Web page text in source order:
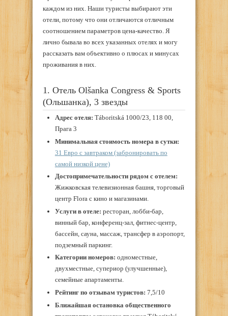
каждом из них. Наши туристы выбирают эти
отели, потому что они отличаются отличным
соотношением параметров цена-качество. Я
лично бывала во всех указанных отелях и могу
рассказать вам объективно о плюсах и минусах
проживания в них.
1. Отель Olšanka Congress & Sports
(Ольшанка), 3 звезды
Адрес отеля: Táboritská 1000/23, 118 00,
Прага 3
Минимальная стоимость номера в сутки:
31 Евро с завтраком (забронировать по
самой низкой цене)
Достопримечательности рядом с отелем:
Жижковская телевизионная башня, торговый
центр Flora с кино и магазинами.
Услуги в отеле: ресторан, лобби-бар,
винный бар, конференц-зал, фитнес-центр,
бассейн, сауна, массаж, трансфер в аэропорт,
подземный паркинг.
Категории номеров: одноместные,
двухместные, супериор (улучшенные),
семейные апартаменты.
Рейтинг по отзывам туристов: 7,5/10
Ближайшая остановка общественного